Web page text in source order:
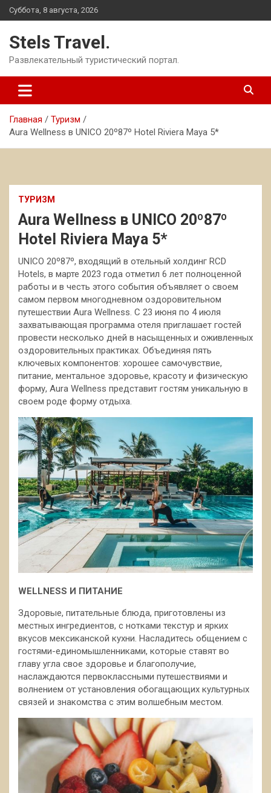
Перейти
к
Суббота, 8 августа, 2026
Stels Travel.
Развлекательный туристический портал.
Главная
Туризм
Aura Wellness в UNICO 20º87º Hotel Riviera Maya 5*
ТУРИЗМ
Aura Wellness в UNICO 20º87º
Hotel Riviera Maya 5*
UNICO 20º87º, входящий в отельный холдинг RCD
Hotels, в марте 2023 года отметил 6 лет полноценной
работы и в честь этого события объявляет о своем
самом первом многодневном оздоровительном
путешествии Aura Wellness. С 23 июня по 4 июля
захватывающая программа отеля приглашает гостей
провести несколько дней в насыщенных и оживленных
оздоровительных практиках. Объединяя пять
ключевых компонентов: хорошее самочувствие,
питание, ментальное здоровье, красоту и физическую
форму, Aura Wellness представит гостям уникальную в
своем роде форму отдыха.
WELLNESS И ПИТАНИЕ
Здоровые, питательные блюда, приготовлены из
местных ингредиентов, с нотками текстур и ярких
вкусов мексиканской кухни. Насладитесь общением с
гостями-единомышленниками, которые ставят во
главу угла свое здоровье и благополучие,
наслаждаются первоклассными путешествиями и
волнением от установления обогащающих культурных
связей и знакомства с этим волшебным местом.